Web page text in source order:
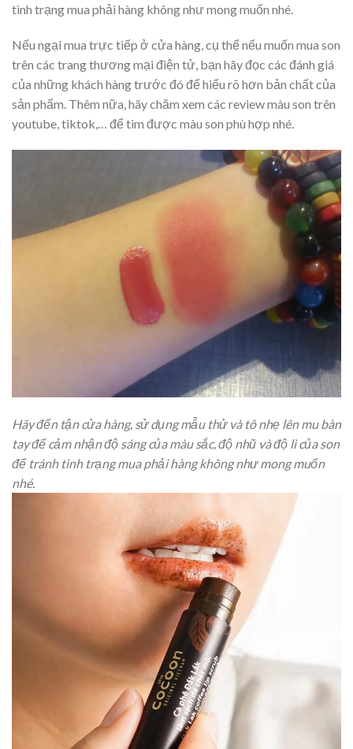
tình trạng mua phải hàng không như mong muốn nhé.
Nếu ngại mua trực tiếp ở cửa hàng, cụ thể nếu muốn mua son
trên các trang thương mại điện tử, bạn hãy đọc các đánh giá
của những khách hàng trước đó để hiểu rõ hơn bản chất của
sản phẩm. Thêm nữa, hãy chăm xem các review màu son trên
youtube, tiktok,… để tìm được màu son phù hợp nhé.
Hãy đến tận cửa hàng, sử dụng mẫu thử và tô nhẹ lên mu bàn
tay để cảm nhận độ sáng của màu sắc, độ nhũ và độ lì của son
để tránh tình trạng mua phải hàng không như mong muốn
nhé.